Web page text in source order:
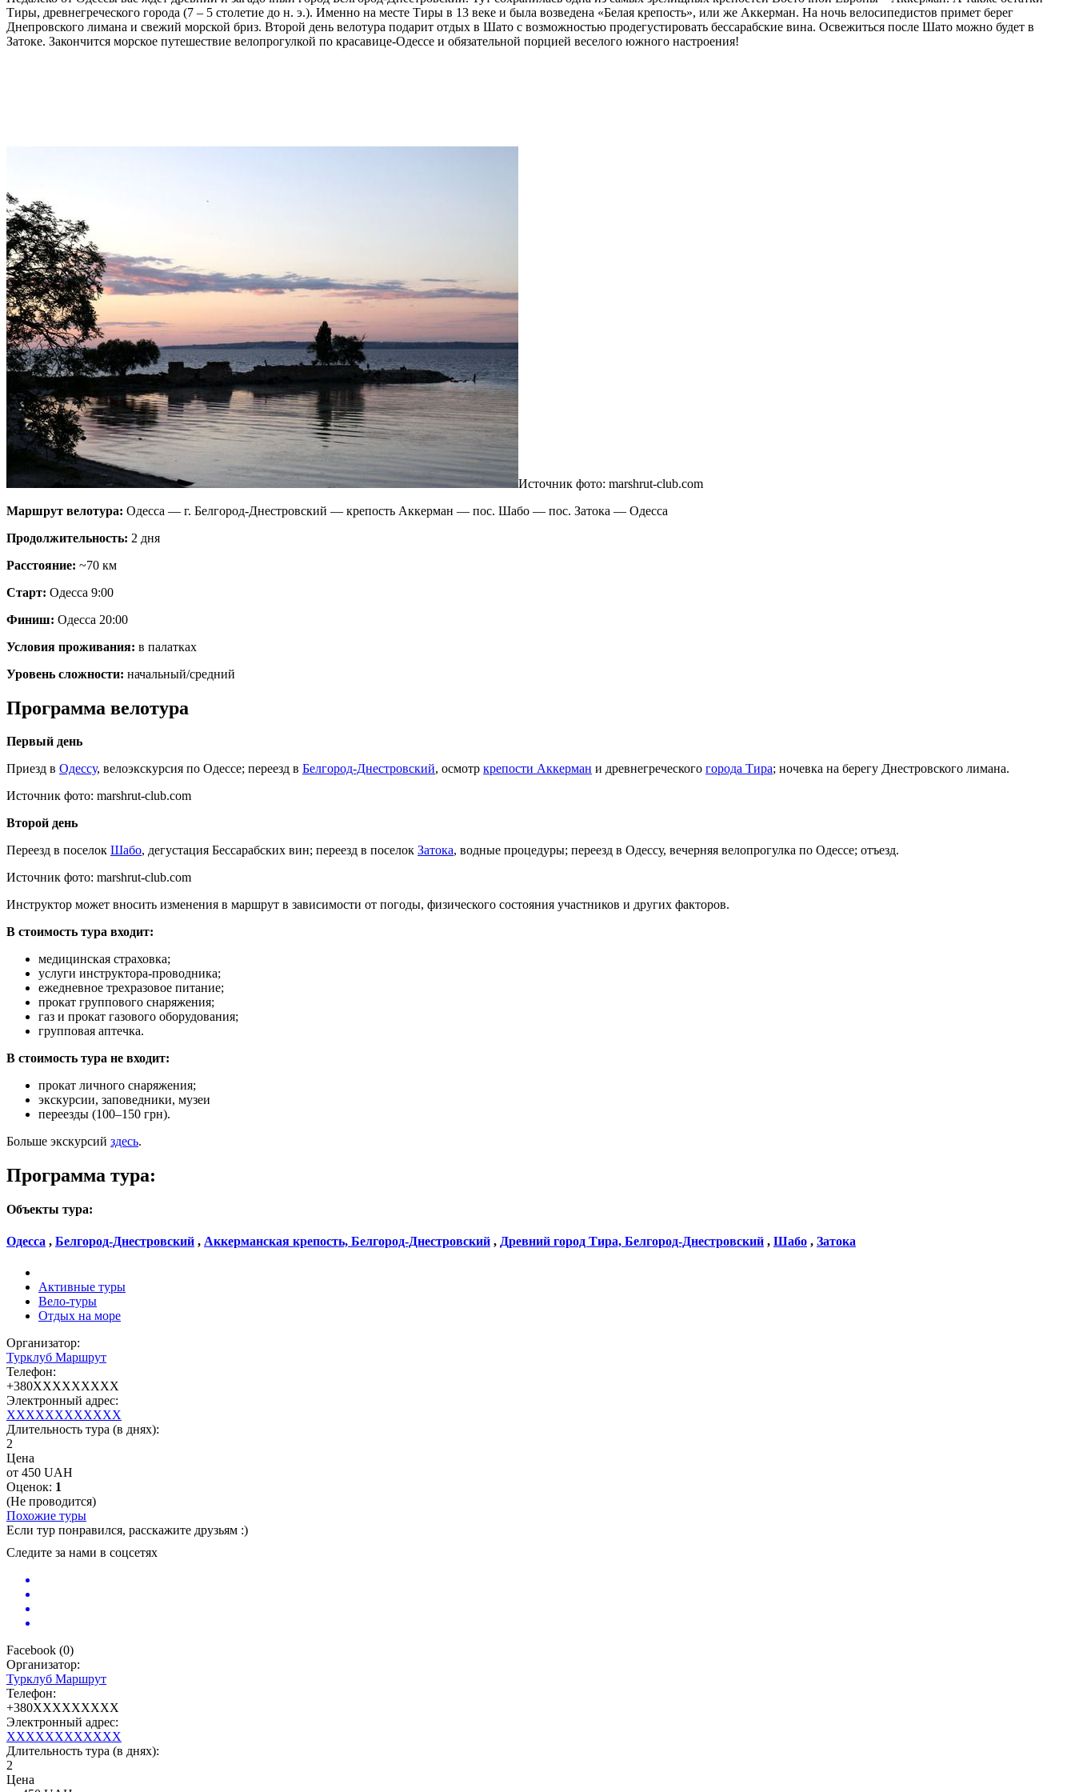
Тиры, древнегреческого города (7 – 5 столетие до н. э.). Именно на месте Тиры в 13 веке и была возведена «Белая крепость», или же Аккерман. На ночь велосипедистов примет берег
Днепровского лимана и свежий морской бриз. Второй день велотура подарит отдых в Шато с возможностью продегустировать бессарабские вина. Освежиться после Шато можно будет в
Затоке. Закончится морское путешествие велопрогулкой по красавице-Одессе и обязательной порцией веселого южного настроения!
Источник фото: marshrut-club.com
Маршрут велотура: Одесса — г. Белгород-Днестровский — крепость Аккерман — пос. Шабо — пос. Затока — Одесса
Продолжительность: 2 дня
Расстояние: ~70 км
Старт: Одесса 9:00
Финиш: Одесса 20:00
Условия проживания: в палатках
Уровень сложности: начальный/средний
Программа велотура
Первый день
Приезд в Одессу, велоэкскурсия по Одессе; переезд в Белгород-Днестровский, осмотр крепости Аккерман и древнегреческого города Тира; ночевка на берегу Днестровского лимана.
Источник фото: marshrut-club.com
Второй день
Переезд в поселок Шабо, дегустация Бессарабских вин; переезд в поселок Затока, водные процедуры; переезд в Одессу, вечерняя велопрогулка по Одессе; отъезд.
Источник фото: marshrut-club.com
Инструктор может вносить изменения в маршрут в зависимости от погоды, физического состояния участников и других факторов.
В стоимость тура входит:
медицинская страховка;
услуги инструктора-проводника;
ежедневное трехразовое питание;
прокат группового снаряжения;
газ и прокат газового оборудования;
групповая аптечка.
В стоимость тура не входит:
прокат личного снаряжения;
экскурсии, заповедники, музеи
переезды (100–150 грн).
Больше экскурсий здесь.
Программа тура:
Объекты тура:
Одесса , Белгород-Днестровский , Аккерманская крепость, Белгород-Днестровский , Древний город Тира, Белгород-Днестровский , Шабо , Затока
Активные туры
Вело-туры
Отдых на море
Организатор:
Турклуб Маршрут
Телефон:
+380XXXXXXXXX
Электронный адрес:
XXXXXXXXXXXX
Длительность тура (в днях):
2
Цена
от 450 UAH
Оценок: 1
(Не проводится)
Похожие туры
Если тур понравился, расскажите друзьям :)
Следите за нами в соцсетях
Facebook (0)
Организатор:
Турклуб Маршрут
Телефон:
+380XXXXXXXXX
Электронный адрес:
XXXXXXXXXXXX
Длительность тура (в днях):
2
Цена